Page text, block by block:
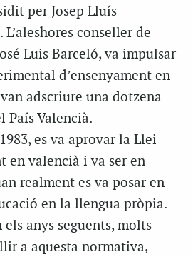
per Josep Lluís
conseller de
Luis Barceló, va impulsar
d’ensenyament en
adscriure una dotzena
País Valencià.
es va aprovar la Llei
en valencià i va ser en
realment es va posar en
en la llengua pròpia.
els anys següents, molts
a aquesta normativa,